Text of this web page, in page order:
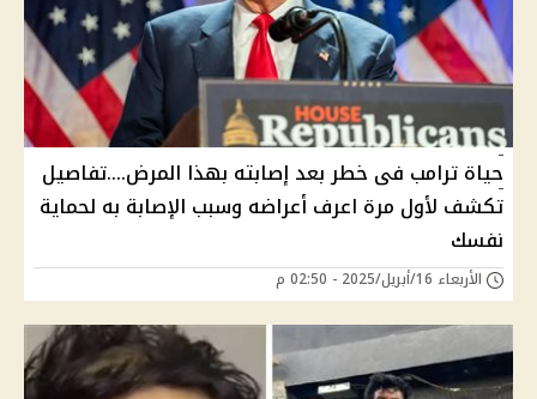
حياة ترامب فى خطر بعد إصابته بهذا المرض....تفاصيل
تكشف لأول مرة اعرف أعراضه وسبب الإصابة به لحماية
نفسك
الأربعاء 16/أبريل/2025 - 02:50 م